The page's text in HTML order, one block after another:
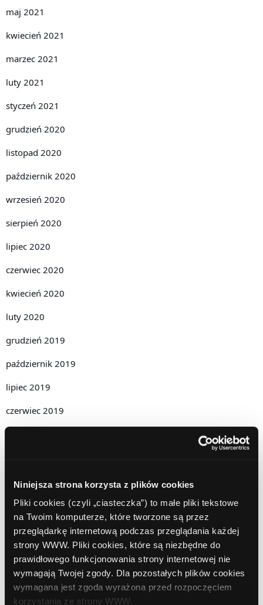
Niniejsza strona korzysta z plików cookies
Pliki cookies (czyli „ciasteczka”) to małe pliki tekstowe
na Twoim komputerze, które tworzone są przez
przeglądarkę internetową podczas przeglądania każdej
strony WWW. Pliki cookies, które są niezbędne do
prawidłowego funkcjonowania strony internetowej nie
wymagają Twojej zgody. Dla pozostałych plików cookies
wymagana jest zgoda wyrażona przed rozpoczęciem
korzystania ze strony WWW.
maj 2021
kwiecień 2021
marzec 2021
luty 2021
styczeń 2021
grudzień 2020
listopad 2020
październik 2020
wrzesień 2020
sierpień 2020
lipiec 2020
czerwiec 2020
kwiecień 2020
luty 2020
grudzień 2019
październik 2019
lipiec 2019
czerwiec 2019
grudzień 2018
listopad 2018
październik 2018
wrzesień 2018
sierpień 2018
lipiec 2018